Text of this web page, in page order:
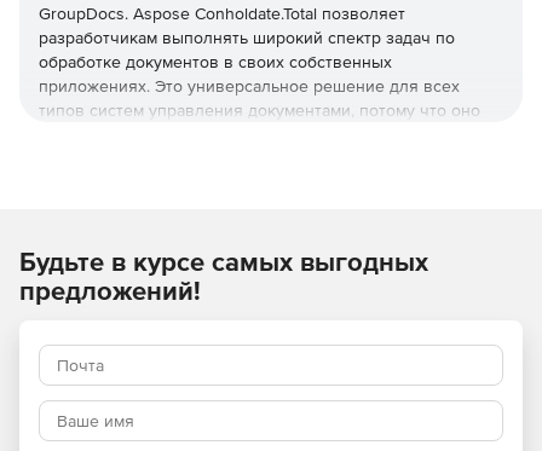
GroupDocs. Aspose Conholdate.Total позволяет
разработчикам выполнять широкий спектр задач по
обработке документов в своих собственных
приложениях. Это универсальное решение для всех
типов систем управления документами, потому что оно
Java.
Будьте в курсе самых выгодных
предложений!